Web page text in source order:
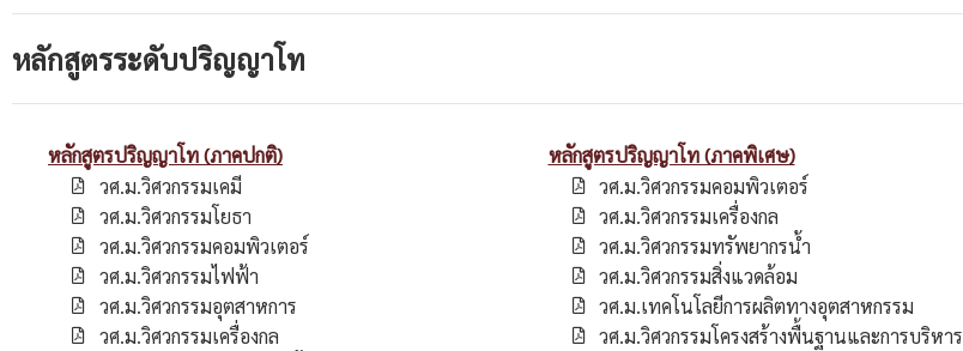
หลักสูตรระดับปริญญาโท
หลักสูตรปริญญาโท (ภาคปกติ)
วศ.ม.วิศวกรรมเคมี
วศ.ม.วิศวกรรมโยธา
วศ.ม.วิศวกรรมคอมพิวเตอร์
วศ.ม.วิศวกรรมไฟฟ้า
วศ.ม.วิศวกรรมอุตสาหการ
วศ.ม.วิศวกรรมเครื่องกล
หลักสูตรปริญญาโท (ภาคพิเศษ)
วศ.ม.วิศวกรรมคอมพิวเตอร์
วศ.ม.วิศวกรรมเครื่องกล
วศ.ม.วิศวกรรมทรัพยากรน้ำ
วศ.ม.วิศวกรรมสิ่งแวดล้อม
วศ.ม.เทคโนโลยีการผลิตทางอุตสาหกรรม
วศ.ม.วิศวกรรมโครงสร้างพื้นฐานและการบริหาร